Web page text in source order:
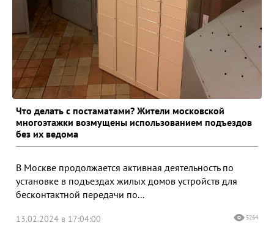
Что делать с постаматами? Жители московской
многоэтажки возмущены использованием подъездов
без их ведома
В Москве продолжается активная деятельность по
установке в подъездах жилых домов устройств для
бесконтактной передачи по...
13.02.2024 в 17:04:00 5264